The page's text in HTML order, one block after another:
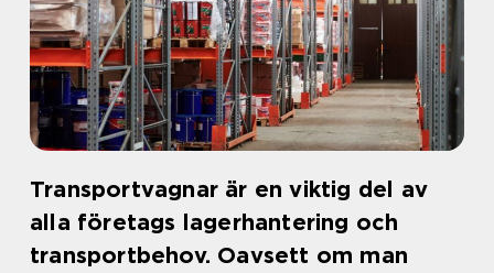
Transportvagnar är en viktig del av
alla företags lagerhantering och
transportbehov. Oavsett om man